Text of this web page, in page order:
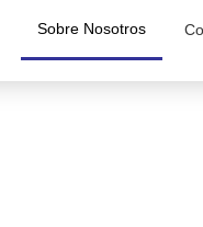
Sobre Nosotros